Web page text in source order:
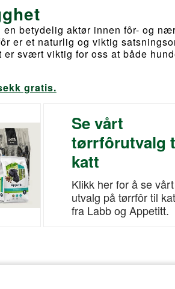
betydelig aktør innen fôr- og
er et naturlig og viktig
svært viktig for oss at både
gratis.
Se vårt
tørrfôrutvalg
katt
Klikk her for å se vårt
utvalg på tørrfôr til
fra Labb og Appetitt.